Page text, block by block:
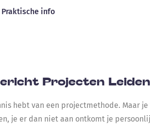
Praktische info
Projecten Leiden
hebt van een projectmethode. Maar
je er dan niet aan ontkomt je